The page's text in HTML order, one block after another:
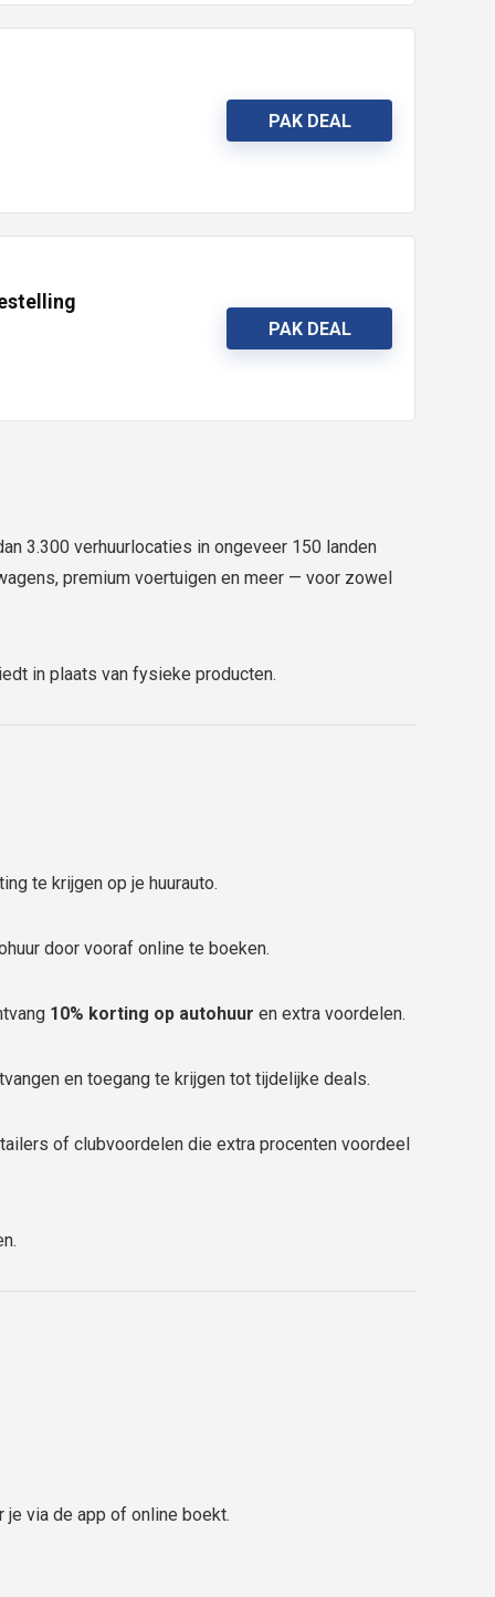
PAK DEAL
PAK DEAL
3.300 verhuurlocaties in ongeveer 150 landen
premium voertuigen en meer — voor zowel
in plaats van fysieke producten.
te krijgen op je huurauto.
door vooraf online te boeken.
10% korting op autohuur en extra voordelen.
en toegang te krijgen tot tijdelijke deals.
of clubvoordelen die extra procenten voordeel
via de app of online boekt.